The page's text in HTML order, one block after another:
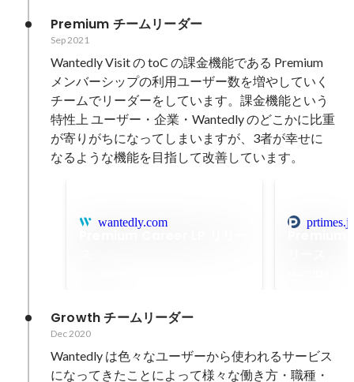
Premium チームリーダー
Sep 2021
Wantedly Visit の toC の課金機能である Premium
メンバーシップの利用ユーザー数を増やしていく
チームでリーダーをしています。課金機能という
特性上 ユーザー・企業・Wantedly のどこかに比重
が寄りがちになってしまいますが、3者が幸せに
なるような機能を目指して改善しています。
wantedly.com
Growth チームリーダー
Dec 2020
Wantedly は色々なユーザーから使われるサービス
になってきたことによって様々な働き方・職種・